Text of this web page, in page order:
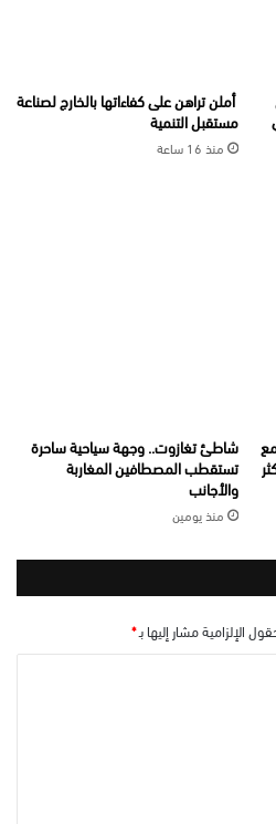
أملن تراهن على كفاءاتها بالخارج لصناعة
مستقبل التنمية
منذ 16 ساعة
شاطئ تغازوت.. وجهة سياحية ساحرة
تستقطب المصطافين المغاربة
والأجانب
منذ يومين
الإلزامية مشار إليها بـ*